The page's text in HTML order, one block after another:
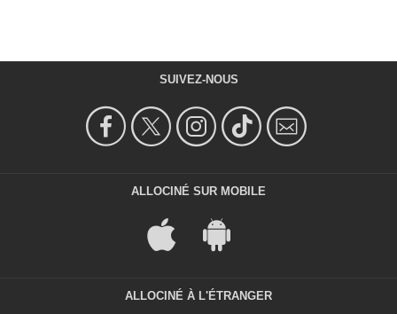
SUIVEZ-NOUS
ALLOCINÉ SUR MOBILE
ALLOCINÉ À L'ÉTRANGER